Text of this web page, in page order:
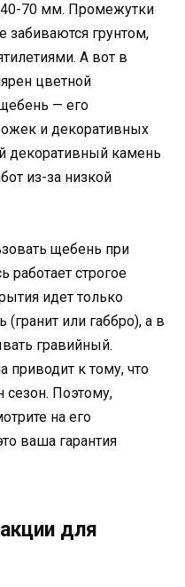
70 мм. Промежутки
грунтом,
А вот в
цветной
— его
и декоративных
декоративный камень
из-за низкой
щебень при
работает строгое
идет только
или габбро), а в
гравийный.
приводит к тому, что
сезон. Поэтому,
на его
ваша гарантия
для